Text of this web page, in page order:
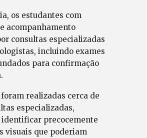
os estudantes com
acompanhamento
consultas especializadas
incluindo exames
para confirmação
foram realizadas cerca de
especializadas,
precocemente
visuais que poderiam